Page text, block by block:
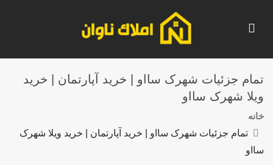
تمام جزئیات شهرک سااو | خرید آپارتمان | خرید
ویلا شهرک سااو
خانه
تمام جزئیات شهرک سااو | خرید آپارتمان | خرید ویلا شهرک
سااو